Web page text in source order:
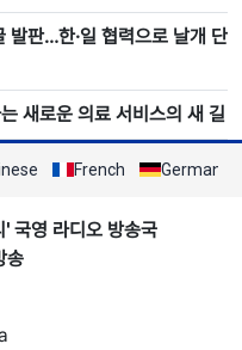
발판…한·일 협력으로 날개 단
새로운 의료 서비스의 새 길
French German
' 국영 라디오 방송국
송